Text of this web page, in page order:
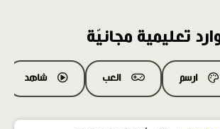
تعليمية مجانيّة
ارسم العب شاهد